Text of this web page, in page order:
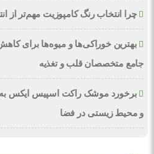
چرا انتخاب رنگ کامپوزیت مهم‌تر از
بهترین خوراکی‌ها و میوه‌ها برای
جامع متخصصان قلب و تغذیه
برخورد موشک راکت اسپیس ایکس
و محیط زیستی در فضا